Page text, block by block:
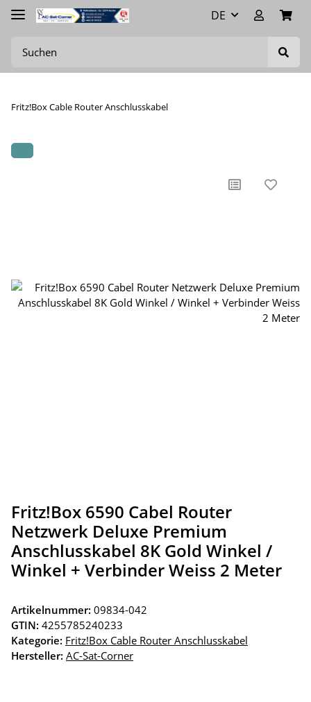
DE
Fritz!Box Cable Router Anschlusskabel
Fritz!Box 6590 Cabel Router
Netzwerk Deluxe Premium
Anschlusskabel 8K Gold Winkel /
Winkel + Verbinder Weiss 2 Meter
Artikelnummer: 09834-042
GTIN: 4255785240233
Kategorie: Fritz!Box Cable Router Anschlusskabel
Hersteller: AC-Sat-Corner